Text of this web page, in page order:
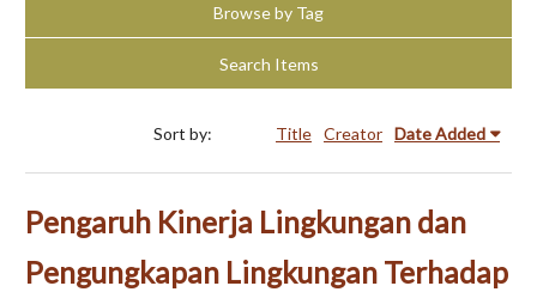
Browse by Tag
Search Items
Sort by: Title Creator Date Added
Pengaruh Kinerja Lingkungan dan
Pengungkapan Lingkungan Terhadap